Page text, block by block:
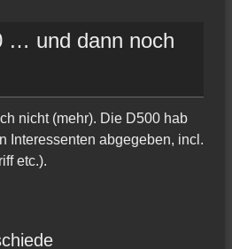
… und dann noch
nicht (mehr). Die D500 hab
Interessenten abgegeben, incl.
etc.).